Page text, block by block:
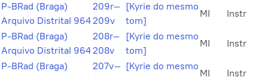
P-BRad (Braga)
Arquivo Distrital 964
209r–
209v
[Kyrie do mesmo
tom]
MI
Instr
P-BRad (Braga)
Arquivo Distrital 964
208r–
208v
[Kyrie do mesmo
tom]
MI
Instr
P-BRad (Braga)
207v– [Kyrie do mesmo
MI
Instr